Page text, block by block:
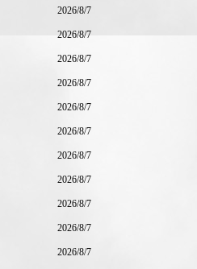
2026/8/7
2026/8/7
2026/8/7
2026/8/7
2026/8/7
2026/8/7
2026/8/7
2026/8/7
2026/8/7
2026/8/7
2026/8/7